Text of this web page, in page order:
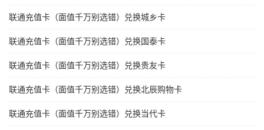
联通充值卡（面值千万别选错）兑换城乡卡
联通充值卡（面值千万别选错）兑换国泰卡
联通充值卡（面值千万别选错）兑换贵友卡
联通充值卡（面值千万别选错）兑换北辰购物卡
联通充值卡（面值千万别选错）兑换当代卡